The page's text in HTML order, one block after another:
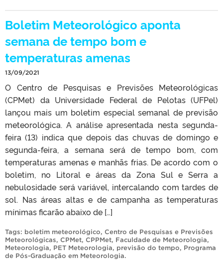
Boletim Meteorológico aponta
semana de tempo bom e
temperaturas amenas
13/09/2021
O Centro de Pesquisas e Previsões Meteorológicas
(CPMet) da Universidade Federal de Pelotas (UFPel)
lançou mais um boletim especial semanal de previsão
meteorológica. A análise apresentada nesta segunda-
feira (13) indica que depois das chuvas de domingo e
segunda-feira, a semana será de tempo bom, com
temperaturas amenas e manhãs frias. De acordo com o
boletim, no Litoral e áreas da Zona Sul e Serra a
nebulosidade será variável, intercalando com tardes de
sol. Nas áreas altas e de campanha as temperaturas
mínimas ficarão abaixo de […]
Tags: boletim meteorológico, Centro de Pesquisas e Previsões
Meteorológicas, CPMet, CPPMet, Faculdade de Meteorologia,
Meteorologia, PET Meteorologia, previsão do tempo, Programa
de Pós-Graduação em Meteorologia.